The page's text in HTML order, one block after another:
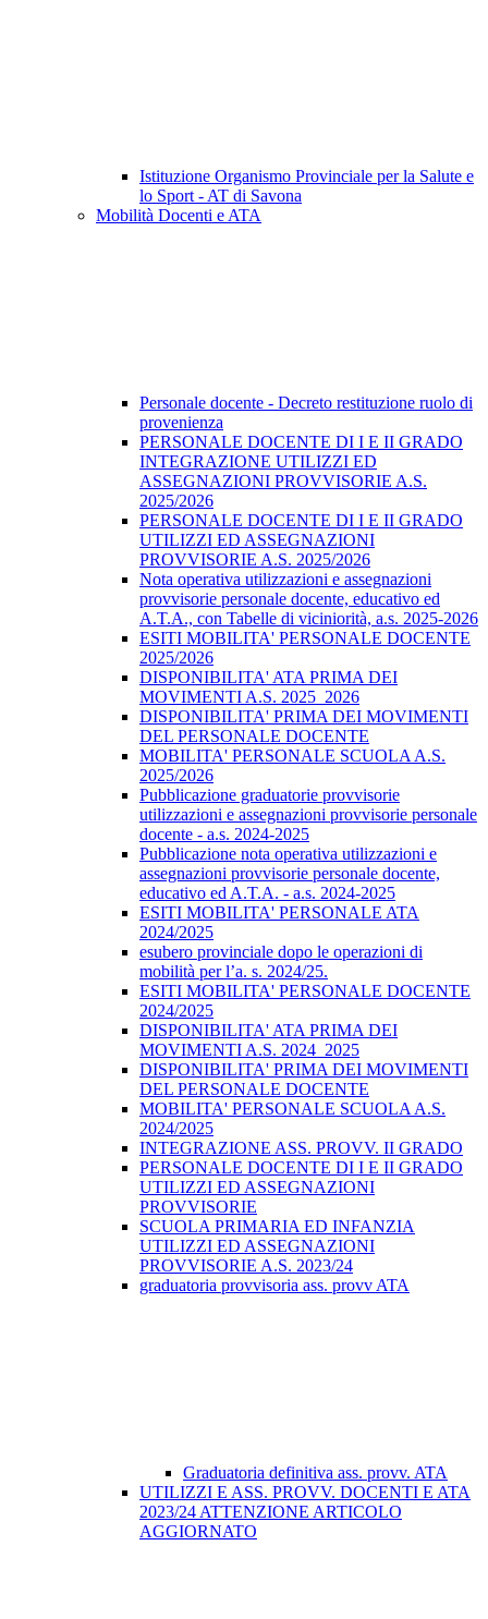
Istituzione Organismo Provinciale per la Salute e
lo Sport - AT di Savona
Mobilità Docenti e ATA
Personale docente - Decreto restituzione ruolo di
provenienza
PERSONALE DOCENTE DI I E II GRADO
INTEGRAZIONE UTILIZZI ED
ASSEGNAZIONI PROVVISORIE A.S.
2025/2026
PERSONALE DOCENTE DI I E II GRADO
UTILIZZI ED ASSEGNAZIONI
PROVVISORIE A.S. 2025/2026
Nota operativa utilizzazioni e assegnazioni
provvisorie personale docente, educativo ed
A.T.A., con Tabelle di viciniorità, a.s. 2025-2026
ESITI MOBILITA' PERSONALE DOCENTE
2025/2026
DISPONIBILITA' ATA PRIMA DEI
MOVIMENTI A.S. 2025_2026
DISPONIBILITA' PRIMA DEI MOVIMENTI
DEL PERSONALE DOCENTE
MOBILITA' PERSONALE SCUOLA A.S.
2025/2026
Pubblicazione graduatorie provvisorie
utilizzazioni e assegnazioni provvisorie personale
docente - a.s. 2024-2025
Pubblicazione nota operativa utilizzazioni e
assegnazioni provvisorie personale docente,
educativo ed A.T.A. - a.s. 2024-2025
ESITI MOBILITA' PERSONALE ATA
2024/2025
esubero provinciale dopo le operazioni di
mobilità per l’a. s. 2024/25.
ESITI MOBILITA' PERSONALE DOCENTE
2024/2025
DISPONIBILITA' ATA PRIMA DEI
MOVIMENTI A.S. 2024_2025
DISPONIBILITA' PRIMA DEI MOVIMENTI
DEL PERSONALE DOCENTE
MOBILITA' PERSONALE SCUOLA A.S.
2024/2025
INTEGRAZIONE ASS. PROVV. II GRADO
PERSONALE DOCENTE DI I E II GRADO
UTILIZZI ED ASSEGNAZIONI
PROVVISORIE
SCUOLA PRIMARIA ED INFANZIA
UTILIZZI ED ASSEGNAZIONI
PROVVISORIE A.S. 2023/24
graduatoria provvisoria ass. provv ATA
Graduatoria definitiva ass. provv. ATA
UTILIZZI E ASS. PROVV. DOCENTI E ATA
2023/24 ATTENZIONE ARTICOLO
AGGIORNATO